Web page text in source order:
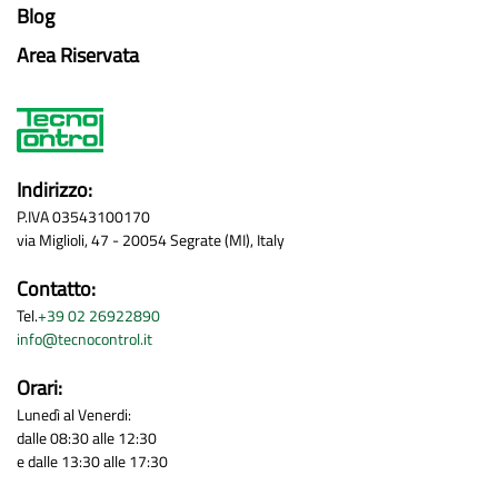
Indirizzo:
P.IVA 03543100170
via Miglioli, 47 - 20054 Segrate (MI), Italy
Contatto:
Tel.+39 02 26922890
info@tecnocontrol.it
Orari:
Lunedì al Venerdi:
dalle 08:30 alle 12:30
e dalle 13:30 alle 17:30
Blog
Area Riservata